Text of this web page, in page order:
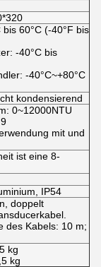
60°C (-40°F bis
-40°C bis
-40°C~+80°C
kondensierend
0~12000NTU
mit und
ist eine 8-
IP54
doppelt
des Kabels: 10 m;
kg
kg